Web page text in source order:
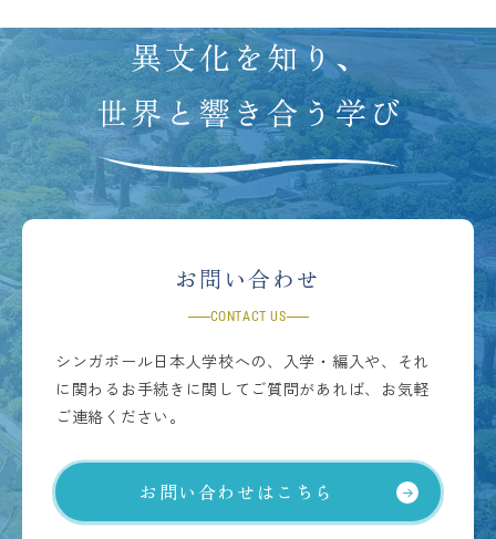
お問い合わせ
CONTACT US
シンガポール日本人学校への、入学・編入や、それ
に関わるお手続きに関してご質問があれば、お気軽
ご連絡ください。
お問い合わせはこちら